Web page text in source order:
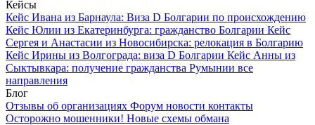
Кейсы
Кейс Ивана из Барнаула: Виза D Болгарии по происхождению
Кейс Юлии из Екатеринбурга: гражданство Болгарии Кейс
Сергея и Анастасии из Новосибирска: релокация в Болгарию
Кейс Ирины из Волгограда: виза D Болгарии Кейс Анны из
Сыктывкара: получение гражданства Румынии все
направления
Блог
Отзывы об организациях Форум новости контакты
Осторожно мошенники! Новые схемы обмана